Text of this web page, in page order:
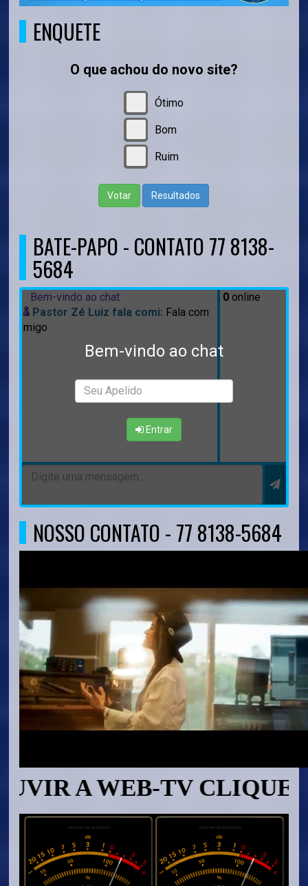
ENQUETE
O que achou do novo site?
Ótimo
Bom
Ruim
Votar Resultados
BATE-PAPO - CONTATO 77 8138-
5684
Bem-vindo ao chat
Entrar
Bem-vindo ao chat
Pastor Zé Luiz fala comi: Fala com
migo
0online
NOSSO CONTATO - 77 8138-5684
A WEB-TV CLIQUE NO